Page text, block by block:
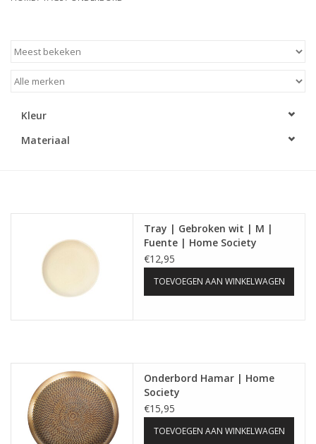
LED Kaarsen
Relatiegeschenken & Bedankjes
Huisparfums
Kleur
Materiaal
Tray | Gebroken wit | M |
Fuente | Home Society
€12,95
TOEVOEGEN AAN WINKELWAGEN
Onderbord Hamar | Home
Society
€15,95
TOEVOEGEN AAN WINKELWAGEN